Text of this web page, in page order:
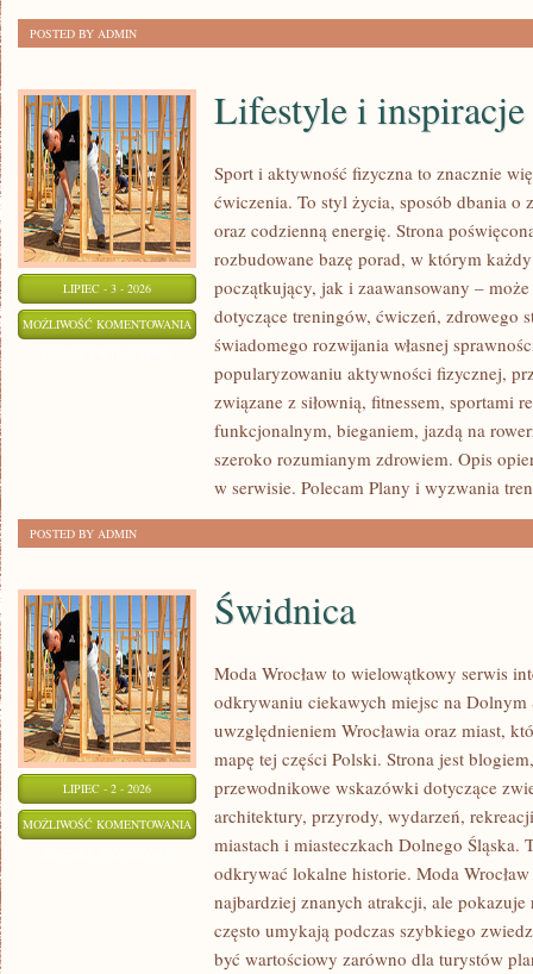
POSTED BY ADMIN
LIPIEC - 3 - 2026
MOŻLIWOŚĆ KOMENTOWANIA LIFESTYLE
INSPIRACJE
Lifestyle i inspiracje
Sport i aktywność fizyczna to znacznie
ćwiczenia. To styl życia, sposób dbania o
oraz codzienną energię. Strona
rozbudowane bazę porad, w którym
początkujący, jak i zaawansowany –
dotyczące treningów, ćwiczeń, zdrowego
świadomego rozwijania własnej
popularyzowaniu aktywności fizycznej,
związane z siłownią, fitnessem, sportami
funkcjonalnym, bieganiem, jazdą na
szeroko rozumianym zdrowiem. Opis
w serwisie. Polecam Plany i wyzwania
POSTED BY ADMIN
LIPIEC - 2 - 2026
MOŻLIWOŚĆ KOMENTOWANIA ŚWIDNICA
Świdnica
Moda Wrocław to wielowątkowy serwis
odkrywaniu ciekawych miejsc na Dolnym
uwzględnieniem Wrocławia oraz miast,
mapę tej części Polski. Strona jest
przewodnikowe wskazówki dotyczące
architektury, przyrody, wydarzeń,
miastach i miasteczkach Dolnego Śląska.
odkrywać lokalne historie. Moda
najbardziej znanych atrakcji, ale
często umykają podczas szybkiego
być wartościowy zarówno dla turystów